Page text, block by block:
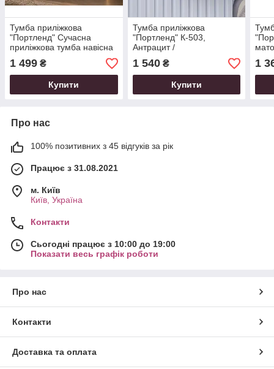
Тумба приліжкова
"Портленд" Сучасна
приліжкова тумба навісна
Біла глянцева (40/16/30),
МДФ
1 499 ₴
Купити
Тумба приліжкова
"Портленд" К-503,
Антрацит /
Графіт(40/16/30), МДФ
1 540₴
Купити
1
Про нас
100% позитивних з 45 відгуків за рік
Працює з 31.08.2021
м. Київ
Київ, Україна
Контакти
Сьогодні працює з 10:00 до 19:00
Показати весь графік роботи
Про нас
Контакти
Доставка та оплата